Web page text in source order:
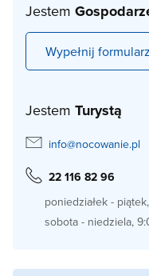
Jestem
Wypełnij
Jestem Turystą
info@nocowanie.pl
22 116 82 96
poniedziałek -
sobota - niedziela,